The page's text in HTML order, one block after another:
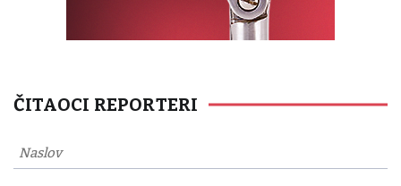
ČITAOCI REPORTERI